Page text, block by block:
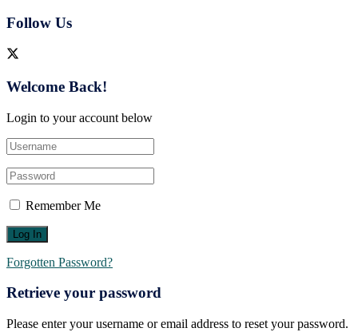
Follow Us
Welcome Back!
Login to your account below
Remember Me
Forgotten Password?
Retrieve your password
Please enter your username or email address to reset your password.